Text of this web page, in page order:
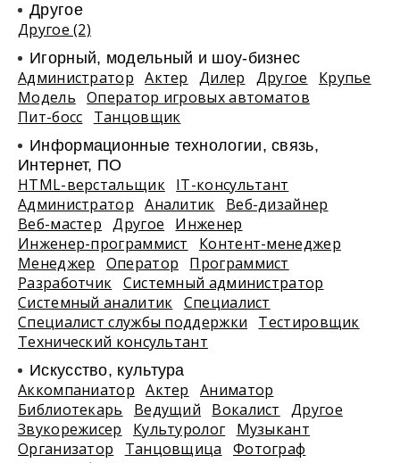
Другое
Другое (2)
Игорный, модельный и шоу-бизнес
Администратор Актер Дилер Другое
Крупье
Модель Оператор игровых автоматов
Пит-босс
Танцовщик
Информационные технологии, связь,
Интернет, ПО
HTML-верстальщик IT-консультант
Администратор
Аналитик
Веб-дизайнер
Веб-мастер
Другое
Инженер
Инженер-программист
Контент-менеджер
Менеджер
Оператор
Программист
Разработчик Системный администратор
Системный аналитик Специалист
Специалист службы поддержки
Тестировщик
Технический консультант
Искусство, культура
Аккомпаниатор Актер
Аниматор
Библиотекарь
Ведущий Вокалист
Другое
Звукорежисер
Культуролог
Музыкант
Организатор
Танцовщица
Фотограф